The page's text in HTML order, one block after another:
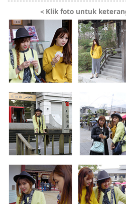
＜Klik foto untuk